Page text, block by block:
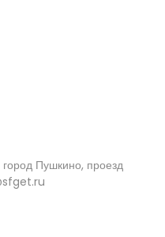
Пушкино, проезд